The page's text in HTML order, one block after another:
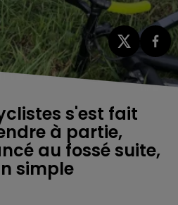
s'est fait
à partie,
au fossé suite,
simple